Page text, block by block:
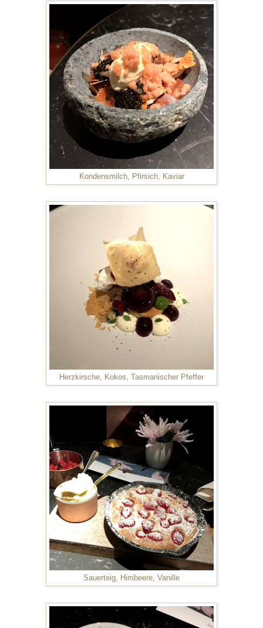
Kondensmilch, Pfirsich, Kaviar
Herzkirsche, Kokos, Tasmanischer Pfeffer
Sauerteig, Himbeere, Vanille